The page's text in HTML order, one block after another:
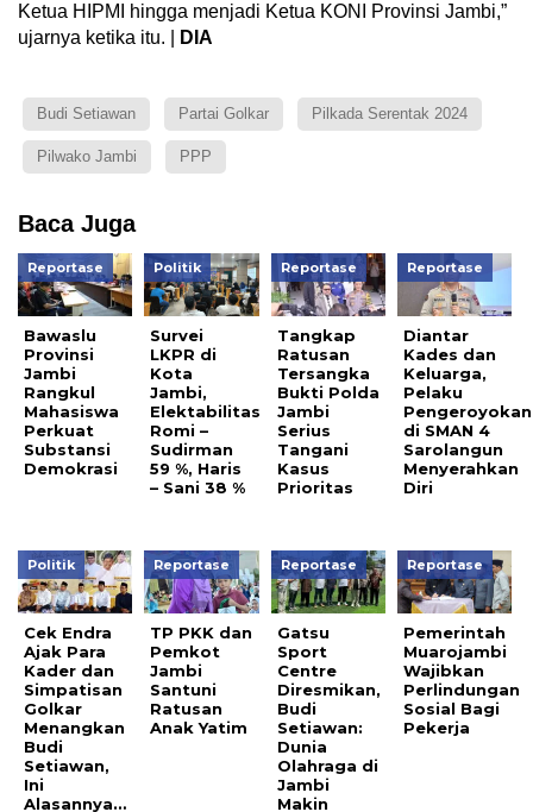
Ketua HIPMI hingga menjadi Ketua KONI Provinsi Jambi,”
ujarnya ketika itu. |
DIA
Budi Setiawan Partai Golkar Pilkada Serentak 2024
Pilwako Jambi PPP
Baca Juga
Reportase
Bawaslu
Provinsi
Jambi
Rangkul
Mahasiswa
Perkuat
Substansi
Demokrasi
Politik
Survei
LKPR di
Kota
Jambi,
Elektabilitas
Romi –
Sudirman
59 %, Haris
– Sani 38 %
Reportase
Tangkap
Ratusan
Tersangka
Bukti Polda
Jambi
Serius
Tangani
Kasus
Prioritas
Reportase
Diantar
Kades dan
Keluarga,
Pelaku
Pengeroyokan
di SMAN 4
Sarolangun
Menyerahkan
Diri
Politik
Cek Endra
Ajak Para
Kader dan
Simpatisan
Golkar
Menangkan
Budi
Setiawan,
Ini
Alasannya…
Reportase
TP PKK dan
Pemkot
Jambi
Santuni
Ratusan
Anak Yatim
Reportase
Gatsu
Sport
Centre
Diresmikan,
Budi
Setiawan:
Dunia
Olahraga di
Jambi
Makin
Reportase
Pemerintah
Muarojambi
Wajibkan
Perlindungan
Sosial Bagi
Pekerja